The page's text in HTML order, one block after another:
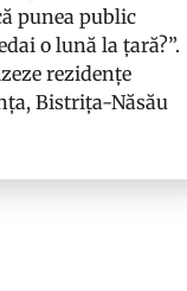
punea public
o lună la țară?”.
rezidențe
Bistrița-Năsău